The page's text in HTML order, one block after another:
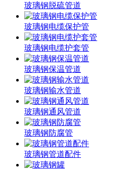
玻璃钢脱硫管道
玻璃钢电缆保护管
玻璃钢电缆护套管
玻璃钢保温管道
玻璃钢输水管道
玻璃钢通风管道
玻璃钢防腐管
玻璃钢管道配件